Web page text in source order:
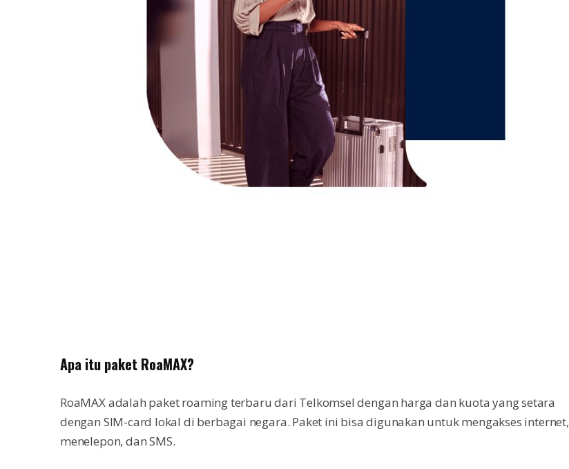
Apa itu paket RoaMAX?
RoaMAX adalah paket roaming terbaru dari Telkomsel dengan harga dan kuota yang setara
dengan SIM-card lokal di berbagai negara. Paket ini bisa digunakan untuk mengakses internet,
menelepon, dan SMS.